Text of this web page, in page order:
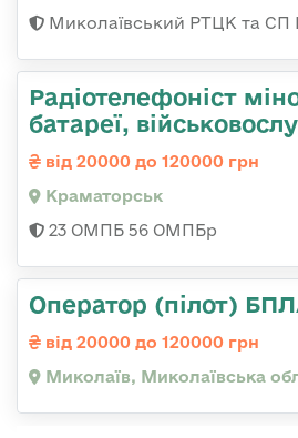
Миколаївський РТЦК та СП
Радіотелефоніст
батареї,
від 20000 до 120000 грн
Краматорськ
23 ОМПБ 56 ОМПБр
Оператор (пілот)
від 20000 до 120000 грн
Миколаїв, Миколаївська